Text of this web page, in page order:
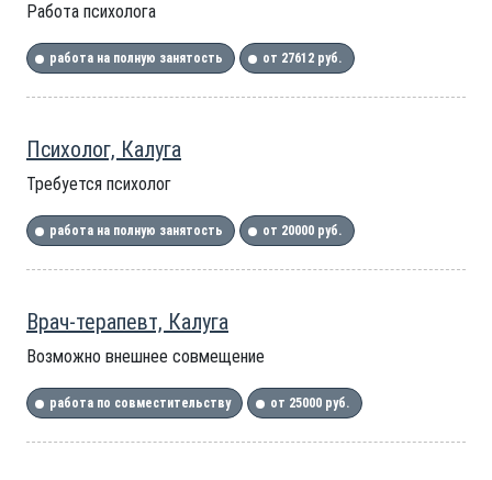
Работа психолога
работа на полную занятость от 27612 руб.
Психолог, Калуга
Требуется психолог
работа на полную занятость от 20000 руб.
Врач-терапевт, Калуга
Возможно внешнее совмещение
работа по совместительству от 25000 руб.